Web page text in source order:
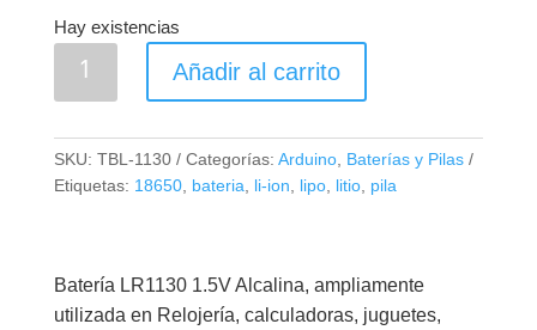
Hay existencias
LR1130
Añadir al carrito
SKU: TBL-1130 Categorías: Arduino, Baterías y Pilas
Etiquetas: 18650, bateria li-ion lipo, litio, pila
Batería LR1130 1.5V Alcalina, ampliamente
utilizada en Relojería, calculadoras, juguetes,